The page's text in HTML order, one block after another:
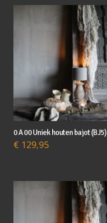
0 A 00 Uniek houten bajot (BJ5)
€ 129,95